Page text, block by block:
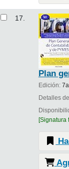
17.
Plan
Edición:
Detalles
Signatura